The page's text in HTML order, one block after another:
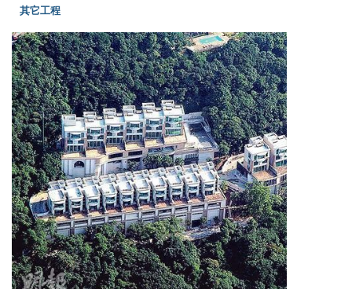
其它工程